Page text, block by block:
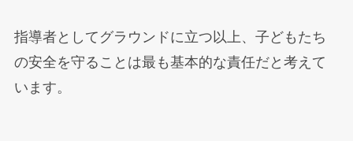
指導者としてグラウンドに立つ以上、子どもたち
の安全を守ることは最も基本的な責任だと考えて
います。